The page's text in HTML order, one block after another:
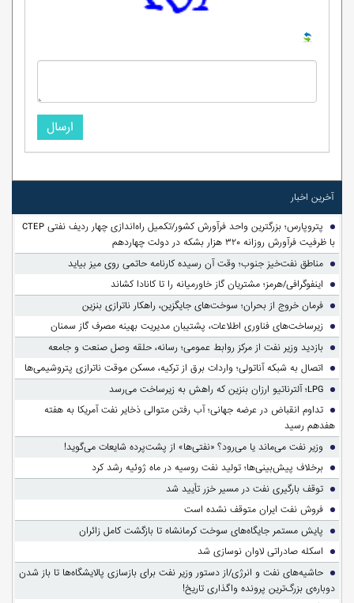
ارسال
آخرین اخبار
پتروپارس؛ بزرگترین واحد فرآورش کشور/تکمیل راه‌اندازی چهار ردیف نفتی CTEP
با ظرفیت فرآورش روزانه ۳۲۰ هزار بشکه در دولت چهاردهم
مناطق نفت‌خیز جنوب؛ وقت آن رسیده کارنامه حاتمی روی میز بیاید
اینفوگرافی/هرمز؛ مشتریان گاز خاورمیانه را تا کانادا کشاند
فرمان خروج از بحران؛ سوخت‌های جایگزین، راهکار ناترازی بنزین
زیرساخت‌های فناوری اطلاعات، پشتیبان مدیریت بهینه مصرف گاز سمنان
بازدید وزیر نفت از مرکز روابط عمومی؛ رسانه، حلقه وصل صنعت و جامعه
اتصال به شبکه آناتولی؛ واردات برق از ترکیه، مسکن موقت ناترازی پتروشیمی‌ها
LPG؛ آلترناتیو ارزان بنزین که راهش به زیرساخت می‌رسد
تداوم انقباض در عرضه جهانی؛ آب رفتن متوالی ذخایر نفت آمریکا به هفته
هفدهم رسید
وزیر نفت می‌ماند یا می‌رود؟ «نفتی‌ها» از پشت‌پرده شایعات می‌گوید!
برخلاف پیش‌بینی‌ها؛ تولید نفت روسیه در ماه ژوئیه رشد کرد
توقف بارگیری نفت در مسیر خزر تأیید شد
فروش نفت ایران متوقف نشده است
پایش مستمر جایگاه‌های سوخت کرمانشاه تا بازگشت کامل زائران
اسکله صادراتی لاوان نوسازی شد
حاشیه‌های نفت و انرژی/از دستور وزیر نفت برای بازسازی پالایشگاه‌ها تا باز شدن
دوباره‌ی بزرگ‌ترین پرونده واگذاری تاریخ!